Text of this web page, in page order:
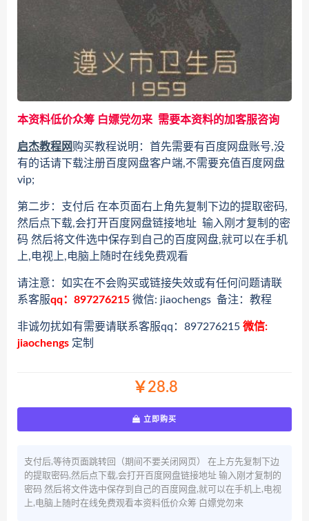
本资料低价众筹 白嫖党勿来 需要本资料的加客服咨询
启杰教程网购买教程说明：首先需要有百度网盘账号,没
有的话请下载注册百度网盘客户端,不需要充值百度网盘
vip;
第二步：支付后 在本页面右上角先复制下边的提取密码,
然后点下载,会打开百度网盘链接地址 输入刚才复制的密
码 然后将文件选中保存到自己的百度网盘,就可以在手机
上,电视上,电脑上随时在线免费观看
请注意：如实在不会购买或链接失效或有任何问题请联
系客服qq：897276215 微信: jiaochengs 备注：教程
非诚勿扰如有需要请联系客服qq：897276215 微信:
jiaochengs 定制
￥28.8
立即购买
支付后,等待页面跳转回（期间不要关闭网页） 在上方先复制下边
的提取密码,然后点下载,会打开百度网盘链接地址 输入刚才复制的
密码 然后将文件选中保存到自己的百度网盘,就可以在手机上,电视
上,电脑上随时在线免费观看本资料低价众筹 白嫖党勿来